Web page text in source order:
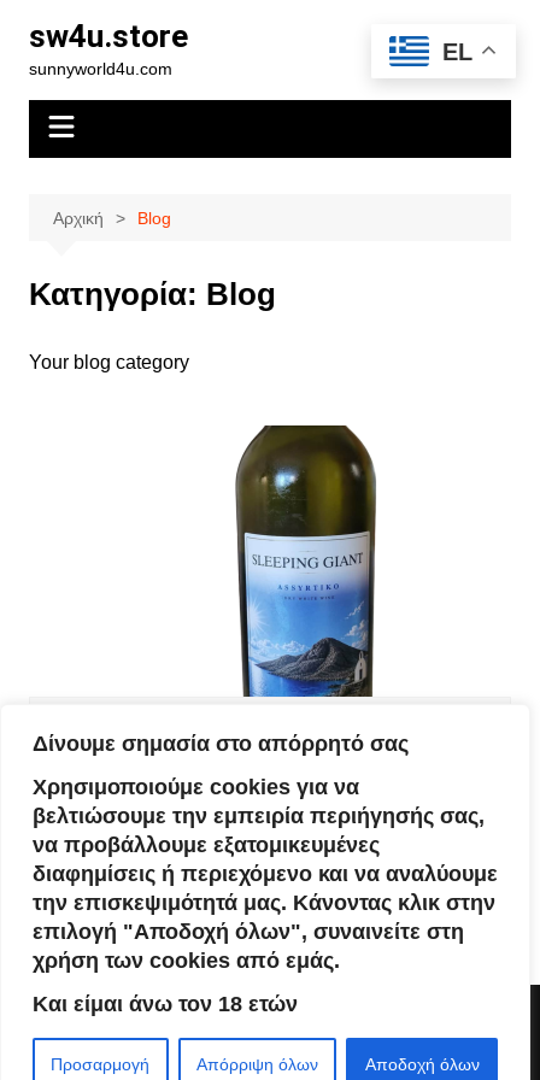
Δίνουμε σημασία στο απόρρητό σας
Χρησιμοποιούμε cookies για να
βελτιώσουμε την εμπειρία περιήγησής σας,
να προβάλλουμε εξατομικευμένες
διαφημίσεις ή περιεχόμενο και να αναλύουμε
την επισκεψιμότητά μας. Κάνοντας κλικ στην
επιλογή "Αποδοχή όλων", συναινείτε στη
χρήση των cookies από εμάς.
Και είμαι άνω τον 18 ετών
Προσαρμογή Απόρριψη όλων Αποδοχή όλων
περιεχόμενο
sw4u.store
sunnyworld4u.com
Αρχική Blog
Κατηγορία: Blog
Your blog category
Blog
Sleeping Giant ( Assyrtiko White Dry
Wine )
admin 12 Μαΐου, 2026 0
Copyright © 2026 sw4u.store. All rights reserved.
EL